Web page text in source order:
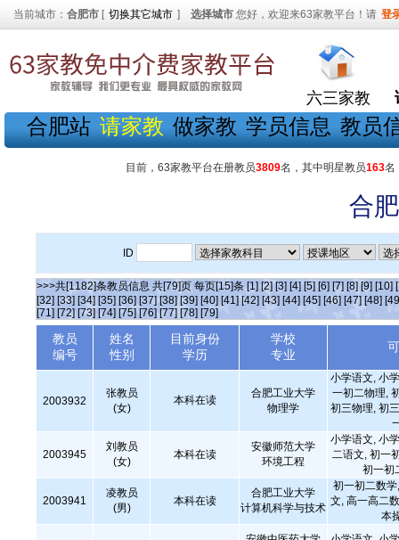
当前城市： 合肥市 [ 切换其它城市 ] 选择城市 您好，欢迎来63家教平台！请 登
六三家教
合肥站 请家教 做家教 学员信息 教员
目前，63家教平台在册教员3809名，其中明星教员163名
合
ID
>>>共[1182]条教员信息 共[79]页 每页[15]条 [1] [2] [3] [4] [5] [6] [7] [8] [9] [10]
[32] [33] [34] [35] [36] [37] [38] [39] [40] [41] [42] [43] [44] [45] [46] [47] [48]
[71] [72] [73] [74] [75] [76] [77] [78] [79]
教员
编号
姓名
性别
目前身份
学历
学校
专业
2003932
张教员
(女)
本科在读
合肥工业大学
物理学
小学语文, 小
一初二物理,
初三物理, 初
2003945
刘教员
(女)
本科在读
安徽师范大学
环境工程
小学语文, 小
二语文, 初一
初一初
2003941
凌教员
(男)
本科在读
合肥工业大学
计算机科学与技术
初一初二数
文, 高一高二
本